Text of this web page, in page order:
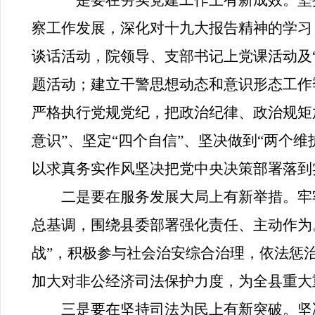
察工作发展，深化对十九大报告精神的学
谈话活动，院领导、支部书记上党课活动及
题活动；建立干警思想动态和意识形态工
严格执行党规党纪，把政治纪律、政治规
意识”、坚定“四个自信”、坚决做到“两个
以求真务实作风坚决把党中央决策部署落
二是要在服务发展大局上有新举措。
总基调，围绕县委部署强化责任、主动作
战”，积极参与社会治安综合治理，依法惩
加大对非公经济司法保护力度，为全县重
三是要在坚持司法为民上有新突破。